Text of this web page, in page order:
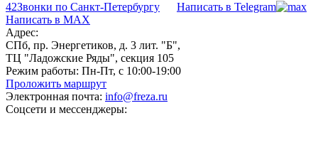
42Звонки по Санкт-Петербургу
Написать в Telegram
Написать в MAX
Адрес:
СПб, пр. Энергетиков, д. 3 лит. "Б",
ТЦ "Ладожские Ряды", секция 105
Режим работы: Пн-Пт, с 10:00-19:00
Проложить маршрут
Электронная почта: info@freza.ru
Соцсети и мессенджеры: